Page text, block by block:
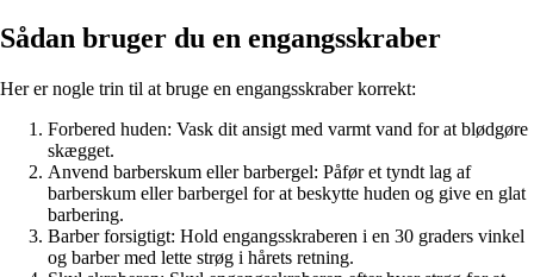
Sådan bruger du en engangsskraber
Her er nogle trin til at bruge en engangsskraber korrekt:
Forbered huden: Vask dit ansigt med varmt vand for at blødgøre
skægget.
Anvend barberskum eller barbergel: Påfør et tyndt lag af
barberskum eller barbergel for at beskytte huden og give en glat
barbering.
Barber forsigtigt: Hold engangsskraberen i en 30 graders vinkel
og barber med lette strøg i hårets retning.